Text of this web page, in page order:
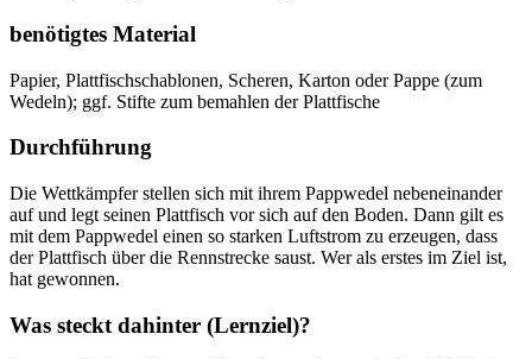
benötigtes Material
Papier, Plattfischschablonen, Scheren, Karton oder Pappe (zum
Wedeln); ggf. Stifte zum bemahlen der Plattfische
Durchführung
Die Wettkämpfer stellen sich mit ihrem Pappwedel nebeneinander
auf und legt seinen Plattfisch vor sich auf den Boden. Dann gilt es
mit dem Pappwedel einen so starken Luftstrom zu erzeugen, dass
der Plattfisch über die Rennstrecke saust. Wer als erstes im Ziel ist,
hat gewonnen.
Was steckt dahinter (Lernziel)?